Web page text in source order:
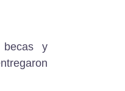
becas y